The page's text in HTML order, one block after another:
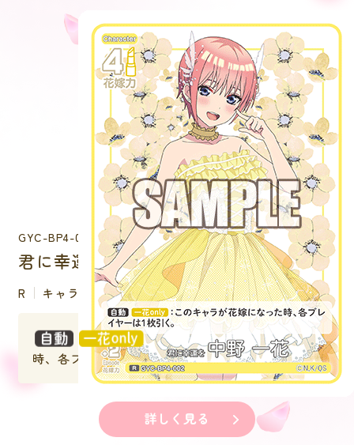
GYC-BP4-002
君に幸運を 中野 一花
R キャラクター
：このキャラが花嫁になった
時、各プレイヤーは１枚引く。
詳しく見る